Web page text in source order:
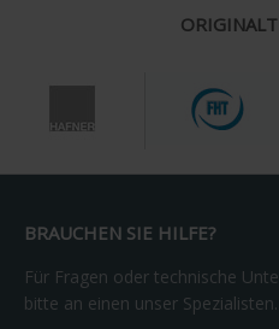
BRAUCHEN SIE HILFE?
Für Fragen oder technische
bitte an einen unser Spezialisten.